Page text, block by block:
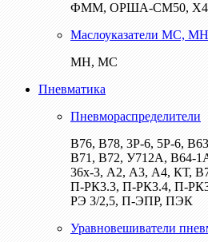
ФММ, ОРША-СМ50,
Маслоуказатели МС, МН
МН, МС
Пневматика
Пневмораспределители
В76, В78, 3Р-6, 5Р-6,
В71, В72, У712А, В64-
36х-3, А2, А3, А4, КТ,
П-РК3.3, П-РК3.4, П-
РЭ 3/2,5, П-ЭПР, ПЭК
Уравновешиватели